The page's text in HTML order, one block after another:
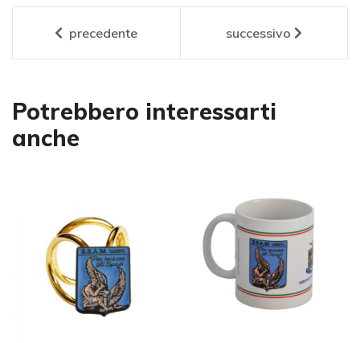
precedente successivo
Potrebbero interessarti
anche